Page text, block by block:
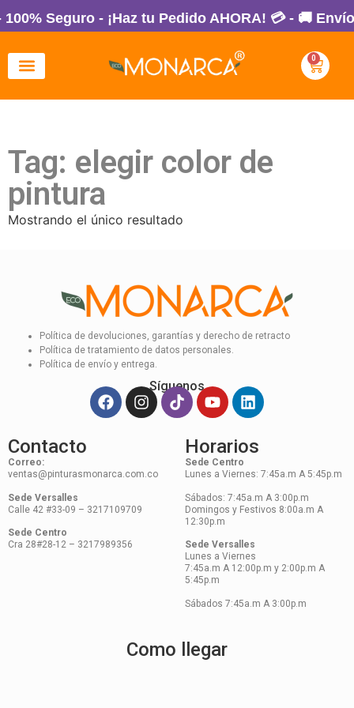
Seguro - ¡Haz tu Pedido AHORA! 💳 - 🚚
0
Tag: elegir color de
pintura
Mostrando el único resultado
Política de devoluciones, garantías y derecho de retracto
Política de tratamiento de datos personales.
Política de envío y entrega.
Síguenos
Contacto
Correo:
ventas@pinturasmonarca.com.co
Sede Versalles
Calle 42 #33-09 – 3217109709
Sede Centro
Cra 28#28-12 – 3217989356
Horarios
Sede Centro
Lunes a Viernes: 7:45a.m A 5:45p.m
Sábados: 7:45a.m A 3:00p.m
Domingos y Festivos 8:00a.m A
12:30p.m
Sede Versalles
Lunes a Viernes
7:45a.m A 12:00p.m y 2:00p.m A
5:45p.m
Sábados 7:45a.m A 3:00p.m
Como llegar